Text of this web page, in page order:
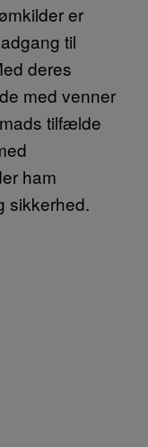
er
til
deres
med venner
tilfælde
ham
sikkerhed.